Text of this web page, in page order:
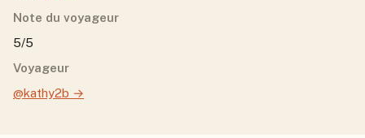
Note du voyageur
5/5
Voyageur
@kathy2b →